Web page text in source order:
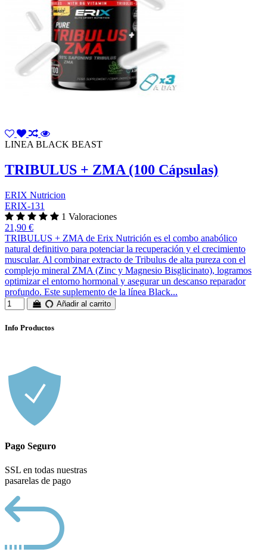
LINEA BLACK BEAST
TRIBULUS + ZMA (100 Cápsulas)
ERIX Nutricion
ERIX-131
1 Valoraciones
21,90 €
TRIBULUS + ZMA de Erix Nutrición es el combo anabólico
natural definitivo para potenciar la recuperación y el crecimiento
muscular. Al combinar extracto de Tribulus de alta pureza con el
complejo mineral ZMA (Zinc y Magnesio Bisglicinato), logramos
optimizar el entorno hormonal y asegurar un descanso reparador
profundo. Este suplemento de la línea Black...
Añadir al carrito
Info Productos
Pago Seguro
SSL en todas nuestras
pasarelas de pago